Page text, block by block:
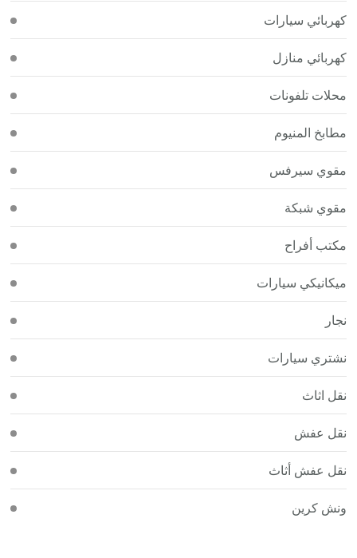
كهربائي سيارات
كهربائي منازل
محلات تلفونات
مطابخ المنيوم
مقوي سيرفس
مقوي شبكة
مكتب أفراح
ميكانيكي سيارات
نجار
نشتري سيارات
نقل اثاث
نقل عفش
نقل عفش أثاث
ونش كرين